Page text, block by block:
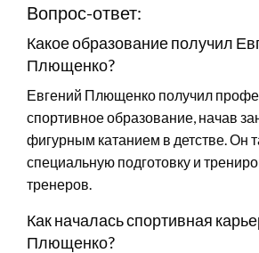
Вопрос-ответ:
Какое образование получил
Плющенко?
Евгений Плющенко получил
спортивное образование, начав
фигурным катанием в детстве. Он
специальную подготовку и
тренеров.
Как началась спортивная
Плющенко?